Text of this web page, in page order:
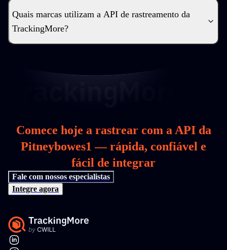
Quais marcas utilizam a API de rastreamento da
TrackingMore?
Comece hoje a rastrear com a API da
Pitneybowes1 — rápida, confiável e
fácil de integrar
Fale com nossos especialistas
Integre agora